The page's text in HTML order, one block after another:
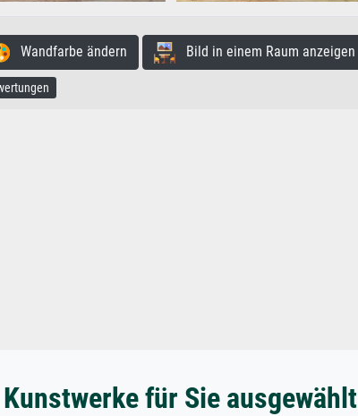
Wandfarbe ändern Bild in einem Raum anzeigen
für Sie ausgewählt